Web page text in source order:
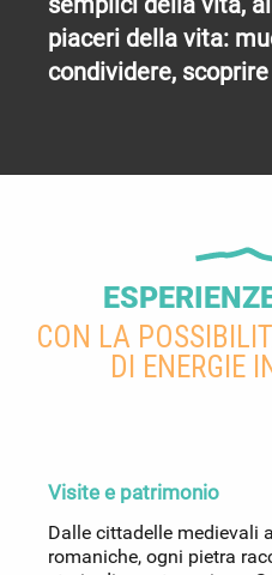
piaceri della vita:
condividere,
CON LA
DI ENERGIE
Visite e patrimonio
Dalle cittadelle medievali
romaniche, ogni pietra